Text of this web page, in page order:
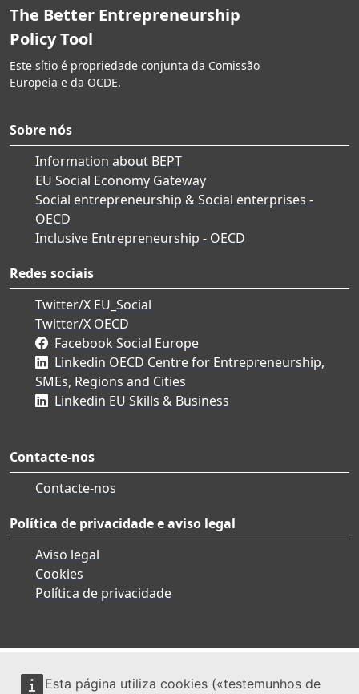
Esta página utiliza cookies («testemunhos de
The Better Entrepreneurship
Policy Tool
Este sítio é propriedade conjunta da Comissão
Europeia e da OCDE.
Sobre nós
Information about BEPT
EU Social Economy Gateway
Social entrepreneurship & Social enterprises -
OECD
Inclusive Entrepreneurship - OECD
Redes sociais
Twitter/X EU_Social
Twitter/X OECD
Facebook Social Europe
Linkedin OECD Centre for Entrepreneurship,
SMEs, Regions and Cities
Linkedin EU Skills & Business
Contacte-nos
Contacte-nos
Política de privacidade e aviso legal
Aviso legal
Cookies
Política de privacidade